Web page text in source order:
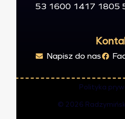
53 1600 1417 1805
Napisz do nas
Polityka
© 2026